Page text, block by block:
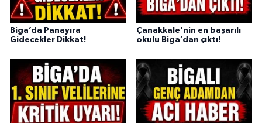
Biga’da Panayıra
Gidecekler Dikkat!
Çanakkale'nin en başarılı
okulu Biga’dan çıktı!